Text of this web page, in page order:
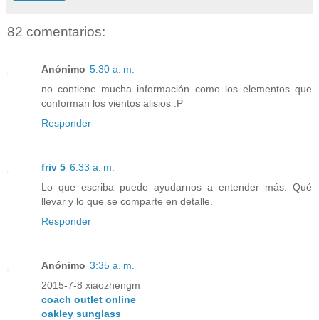
82 comentarios:
Anónimo 5:30 a. m.
no contiene mucha información como los elementos que
conforman los vientos alisios :P
Responder
friv 5 6:33 a. m.
Lo que escriba puede ayudarnos a entender más. Qué
llevar y lo que se comparte en detalle.
Responder
Anónimo 3:35 a. m.
2015-7-8 xiaozhengm
coach outlet online
oakley sunglass